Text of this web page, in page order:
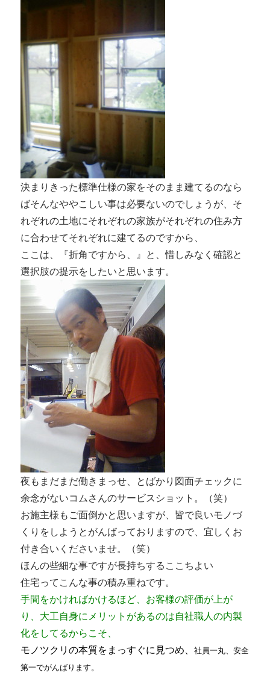
決まりきった標準仕様の家をそのまま建てるのなら
ばそんなややこしい事は必要ないのでしょうが、そ
れぞれの土地にそれぞれの家族がそれぞれの住み方
に合わせてそれぞれに建てるのですから、
ここは、『折角ですから、』と、惜しみなく確認と
選択肢の提示をしたいと思います。
夜もまだまだ働きまっせ、とばかり図面チェックに
余念がないコムさんのサービスショット。（笑）
お施主様もご面倒かと思いますが、皆で良いモノづ
くりをしようとがんばっておりますので、宜しくお
付き合いくださいませ。（笑）
ほんの些細な事ですが長持ちするここちよい
住宅ってこんな事の積み重ねです。
手間をかければかけるほど、お客様の評価が上が
り、大工自身にメリットがあるのは自社職人の内製
化をしてるからこそ、
モノツクリの本質をまっすぐに見つめ、社員一丸、安全
第一でがんばります。